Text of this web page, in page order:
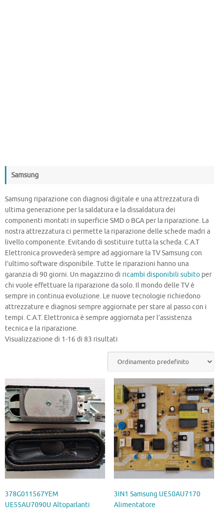
Samsung
Samsung riparazione con diagnosi digitale e una attrezzatura di
ultima generazione per la saldatura e la dissaldatura dei
componenti montati in superficie SMD o BGA per la riparazione. La
nostra attrezzatura ci permette la riparazione delle schede madri a
livello componente. Evitando di sostituire tutta la scheda. C.A.T
Elettronica provvederà sempre ad aggiornare la TV Samsung con
l’ultimo software disponibile. Tutte le riparazioni hanno una
garanzia di 90 giorni. Un magazzino di ricambi disponibili subito per
chi vuole effettuare la riparazione da solo. Il mondo delle TV è
sempre in continua evoluzione. Le nuove tecnologie richiedono
attrezzature e diagnosi sempre aggiornate per stare al passo con i
tempi. C.A.T. Elettronica è sempre aggiornata per l’assistenza
tecnica e la riparazione.
Visualizzazione di 1-16 di 83 risultati
378G011567YEM
UE55AU7090U Altoparlanti
3IN1 Samsung UE50AU7170
Alimentatore